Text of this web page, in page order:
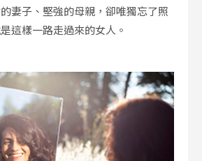
妻子、堅強的母親，卻唯獨忘了照
這樣一路走過來的女人。